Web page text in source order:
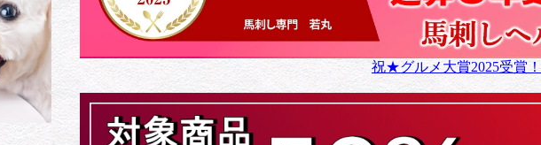
祝★グルメ大賞2025受賞！